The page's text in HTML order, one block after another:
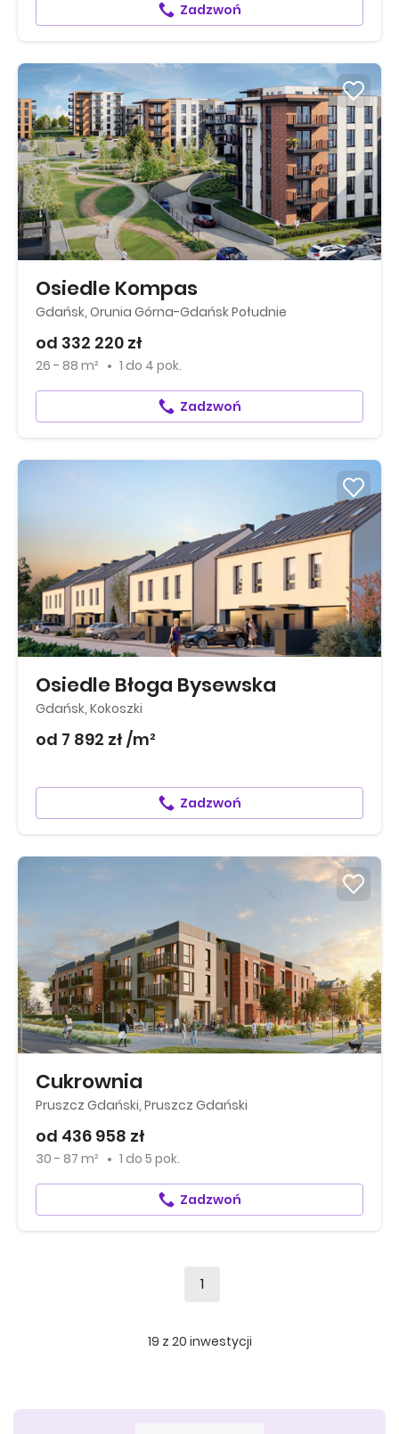
Zadzwoń
Osiedle Kompas
Gdańsk, Orunia Górna-Gdańsk Południe
od 332 220 zł
26 - 88 m² 1 do 4 pok.
Zadzwoń
Osiedle Błoga Bysewska
Gdańsk, Kokoszki
od 7 892 zł /m²
Zadzwoń
Cukrownia
Pruszcz Gdański, Pruszcz Gdański
od 436 958 zł
30 - 87 m² 1 do 5 pok.
Zadzwoń
1
19 z 20 inwestycji